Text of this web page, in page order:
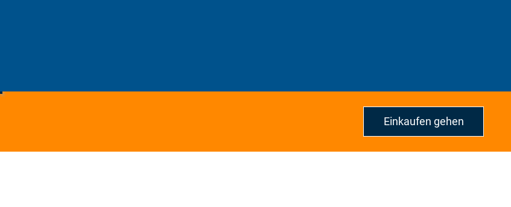
Einkaufen gehen